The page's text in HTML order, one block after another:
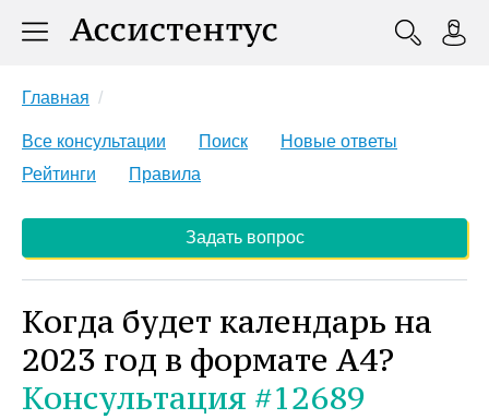
Главная
Все консультации Поиск
Новые ответы
Рейтинги
Правила
Задать вопрос
Когда будет календарь на
2023 год в формате А4?
Консультация #12689